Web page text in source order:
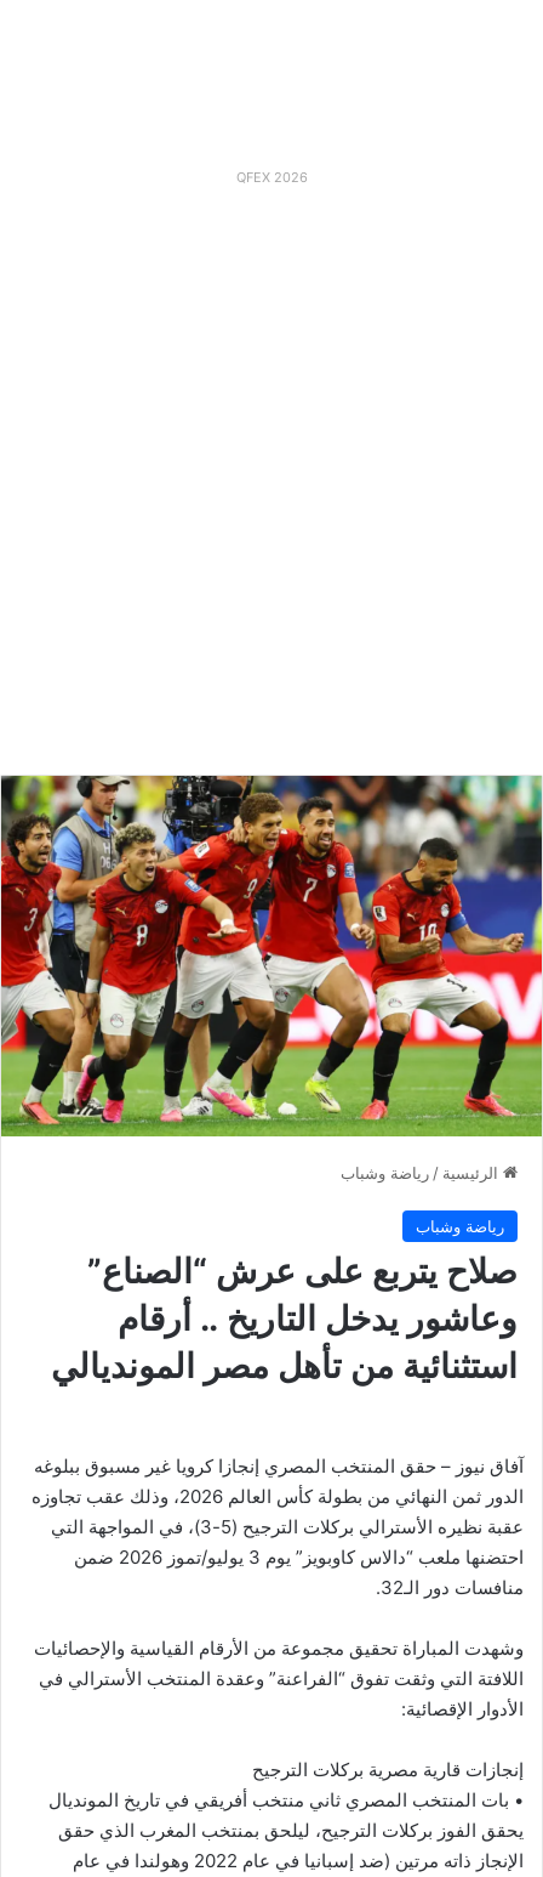
QFEX 2026
الرئيسية / رياضة وشباب
رياضة وشباب
صلاح يتربع على عرش “الصناع”
وعاشور يدخل التاريخ .. أرقام
استثنائية من تأهل مصر المونديالي
آفاق نيوز – حقق المنتخب المصري إنجازا كرويا غير مسبوق ببلوغه
الدور ثمن النهائي من بطولة كأس العالم 2026، وذلك عقب تجاوزه
عقبة نظيره الأسترالي بركلات الترجيح (5-3)، في المواجهة التي
احتضنها ملعب “دالاس كاوبويز” يوم 3 يوليو/تموز 2026 ضمن
منافسات دور الـ32.
وشهدت المباراة تحقيق مجموعة من الأرقام القياسية والإحصائيات
اللافتة التي وثقت تفوق “الفراعنة” وعقدة المنتخب الأسترالي في
الأدوار الإقصائية:
إنجازات قارية مصرية بركلات الترجيح
• بات المنتخب المصري ثاني منتخب أفريقي في تاريخ المونديال
يحقق الفوز بركلات الترجيح، ليلحق بمنتخب المغرب الذي حقق
الإنجاز ذاته مرتين (ضد إسبانيا في عام 2022 وهولندا في عام